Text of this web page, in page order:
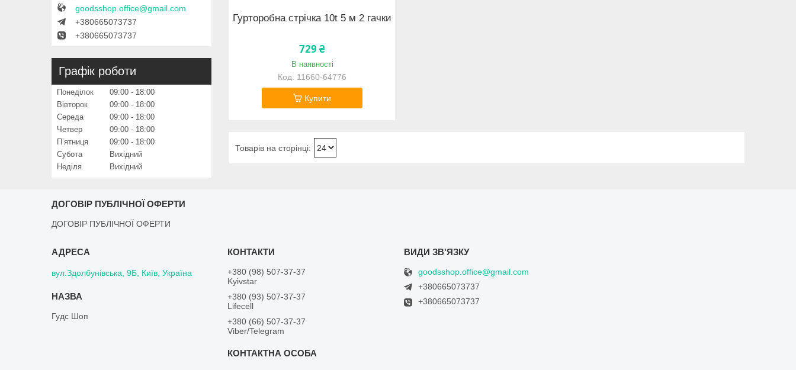
Гурторобна стрічка 10t 5 м 2 гачки
729 ₴
В наявності
11660-64776
Купити
goodsshop.office@gmail.com
+380665073737
+380665073737
Графік роботи
Понеділок 09:00
18:00
Вівторок
09:00
18:00
Середа
09:00
18:00
Четвер
09:00
18:00
Пʼятниця
09:00
18:00
Субота
Вихідний
Неділя
Вихідний
ДОГОВІР ПУБЛІЧНОЇ ОФЕРТИ
ДОГОВІР ПУБЛІЧНОЇ ОФЕРТИ
вул.Здолбунівська, 9Б, Київ, Україна
Гудс Шоп
+380 (98) 507-37-37
Kyivstar
+380 (93) 507-37-37
Lifecell
+380 (66) 507-37-37
Viber/Telegram
goodsshop.office@gmail.com
+380665073737
+380665073737